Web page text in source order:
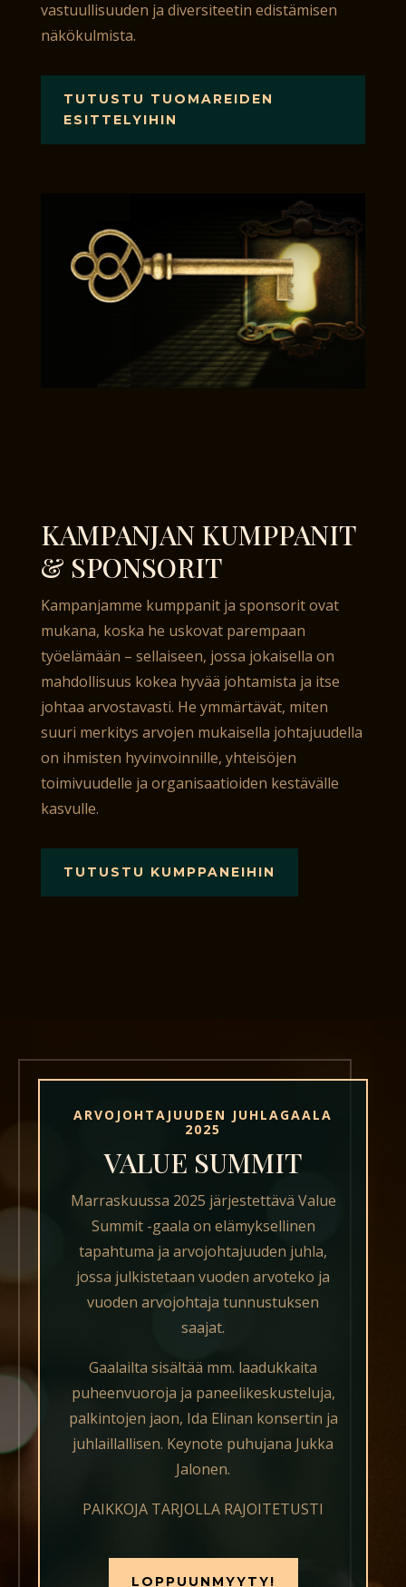
vastuullisuuden ja diversiteetin edistämisen
näkökulmista.
TUTUSTU TUOMAREIDEN
ESITTELYIHIN
KAMPANJAN KUMPPANIT
& SPONSORIT
Kampanjamme kumppanit ja sponsorit ovat
mukana, koska he uskovat parempaan
työelämään – sellaiseen, jossa jokaisella on
mahdollisuus kokea hyvää johtamista ja itse
johtaa arvostavasti. He ymmärtävät, miten
suuri merkitys arvojen mukaisella johtajuudella
on ihmisten hyvinvoinnille, yhteisöjen
toimivuudelle ja organisaatioiden kestävälle
kasvulle.
TUTUSTU KUMPPANEIHIN
ARVOJOHTAJUUDEN JUHLAGAALA
2025
VALUE SUMMIT
Marraskuussa 2025 järjestettävä Value
Summit -gaala on elämyksellinen
tapahtuma ja arvojohtajuuden juhla,
jossa julkistetaan vuoden arvoteko ja
vuoden arvojohtaja tunnustuksen
saajat.
Gaalailta sisältää mm. laadukkaita
puheenvuoroja ja paneelikeskusteluja,
palkintojen jaon, Ida Elinan konsertin ja
juhlaillallisen. Keynote puhujana Jukka
Jalonen.
PAIKKOJA TARJOLLA RAJOITETUSTI
LOPPUUNMYYTY!